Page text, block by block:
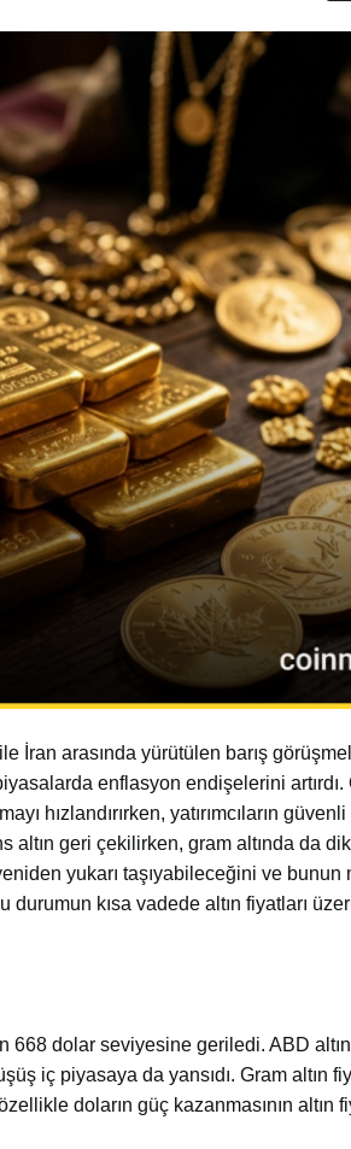
İran arasında yürütülen barış
enflasyon endişelerini
hızlandırırken, yatırımcıların
geri çekilirken, gram altında da
yukarı taşıyabileceğini ve bunun
kısa vadede altın fiyatları
668 dolar seviyesine geriledi. ABD
iç piyasaya da yansıdı. Gram altın
doların güç kazanmasının altın